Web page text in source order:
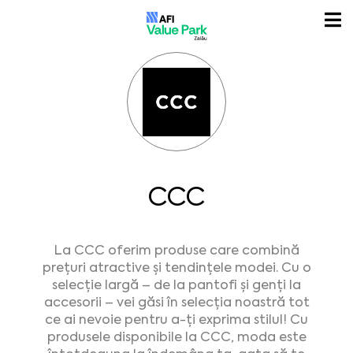
CCC
La CCC oferim produse care combină
prețuri atractive și tendințele modei. Cu o
selecție largă – de la pantofi și genți la
accesorii – vei găsi în selecția noastră tot
ce ai nevoie pentru a-ți exprima stilul! Cu
produsele disponibile la CCC, moda este